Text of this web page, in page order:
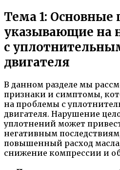
Тема 1: Основные
указывающие на
с
двигателя
В данном разделе мы
признаки и симптомы,
на проблемы с
двигателя. Нарушение
уплотнений может
негативным
повышенный расход
снижение компрессии и